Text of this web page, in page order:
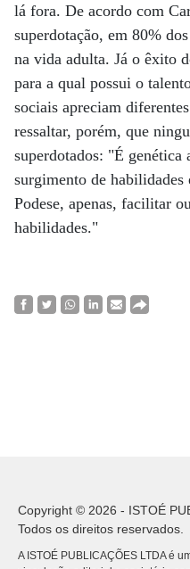
lá fora. De acordo com
superdotação, em 80%
na vida adulta. Já o êxito
para a qual possui o
sociais apreciam
ressaltar, porém, que
superdotados: "É genética
surgimento de habilidades
Podese, apenas, facilitar
habilidades."
Copyright © 2026 - ISTOÉ
Todos os direitos reservados.
A ISTOÉ PUBLICAÇÕES LTDA é